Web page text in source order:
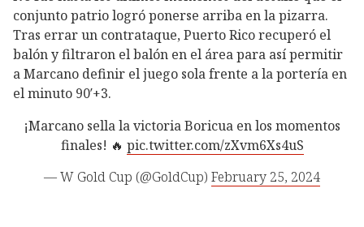
conjunto patrio logró ponerse arriba en la pizarra.
Tras errar un contrataque, Puerto Rico recuperó el
balón y filtraron el balón en el área para así permitir
a Marcano definir el juego sola frente a la portería en
el minuto 90′+3.
¡Marcano sella la victoria Boricua en los momentos
finales! 🔥 pic.twitter.com/zXvm6Xs4uS
— W Gold Cup (@GoldCup) February 25, 2024